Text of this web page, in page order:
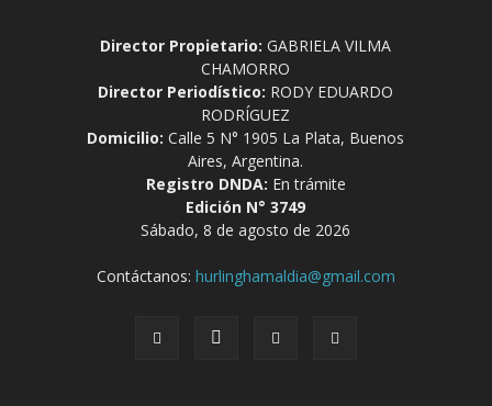
Director Propietario: GABRIELA VILMA
CHAMORRO
Director Periodístico: RODY EDUARDO
RODRÍGUEZ
Domicilio: Calle 5 N° 1905 La Plata, Buenos
Aires, Argentina.
Registro DNDA: En trámite
Edición N° 3749
Sábado, 8 de agosto de 2026
Contáctanos: hurlinghamaldia@gmail.com